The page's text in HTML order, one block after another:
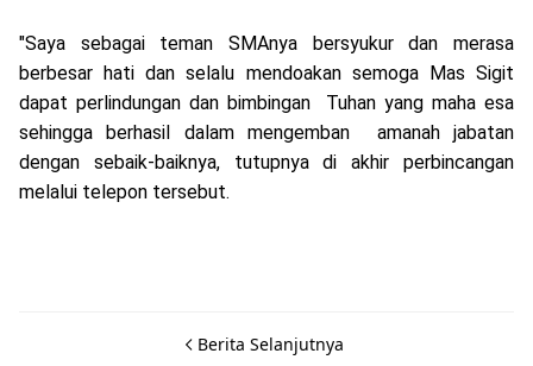
"Saya sebagai teman SMAnya bersyukur dan merasa
berbesar hati dan selalu mendoakan semoga Mas Sigit
dapat perlindungan dan bimbingan Tuhan yang maha esa
sehingga berhasil dalam mengemban amanah jabatan
dengan sebaik-baiknya, tutupnya di akhir perbincangan
melalui telepon tersebut.
Berita Selanjutnya